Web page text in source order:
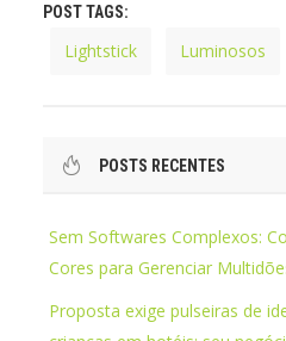
POST TAGS:
Lightstick Luminosos
POSTS RECENTES
Sem Softwares Complexos:
Cores para Gerenciar
Proposta exige pulseiras de